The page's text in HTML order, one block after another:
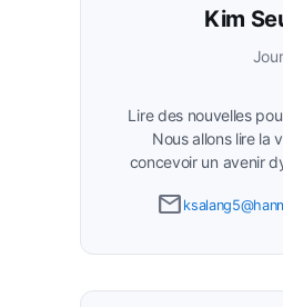
Kim
Lire des nouvelles
Nous allons lire la
concevoir un avenir
email